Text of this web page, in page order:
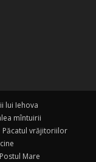
lui Iehova
mîntuirii
Păcatul vrăjitoriilor
Postul Mare